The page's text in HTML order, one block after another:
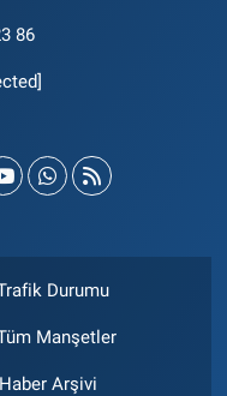
86
Durumu
Manşetler
Haber Arşivi